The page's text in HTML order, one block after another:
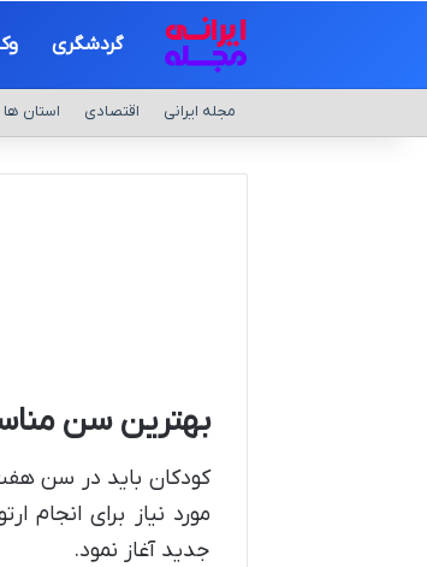
گردشگری
مجله ایرانی اقتصادی استان ها
بهترین سن
کودکان باید در سن
مورد نیاز برای انجام
جدید آغاز نمود.